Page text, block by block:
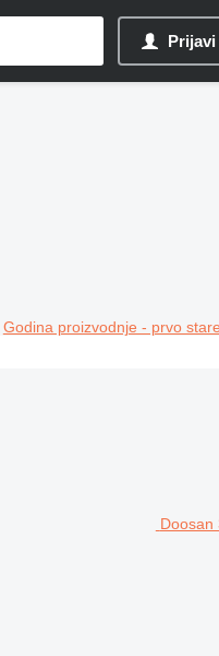
Godina proizvodnje - prvo stare
Doosan